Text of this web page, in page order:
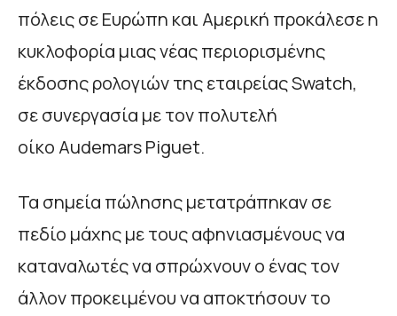
πόλεις σε Ευρώπη και Αμερική προκάλεσε η
κυκλοφορία μιας νέας περιορισμένης
έκδοσης ρολογιών της εταιρείας Swatch,
σε συνεργασία με τον πολυτελή
οίκο Audemars Piguet.
Τα σημεία πώλησης μετατράπηκαν σε
πεδίο μάχης με τους αφηνιασμένους να
καταναλωτές να σπρώχνουν ο ένας τον
άλλον προκειμένου να αποκτήσουν το